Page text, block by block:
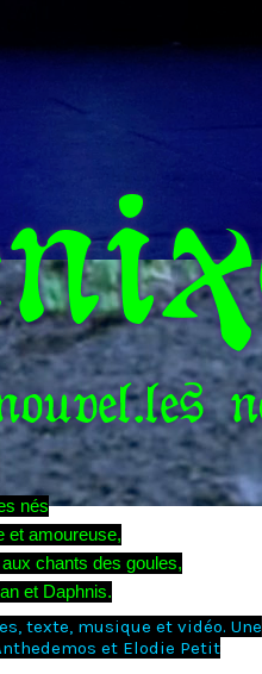
nés
et amoureuse,
chants des goules,
et Daphnis.
texte, musique et vidéo. Une
et Elodie Petit